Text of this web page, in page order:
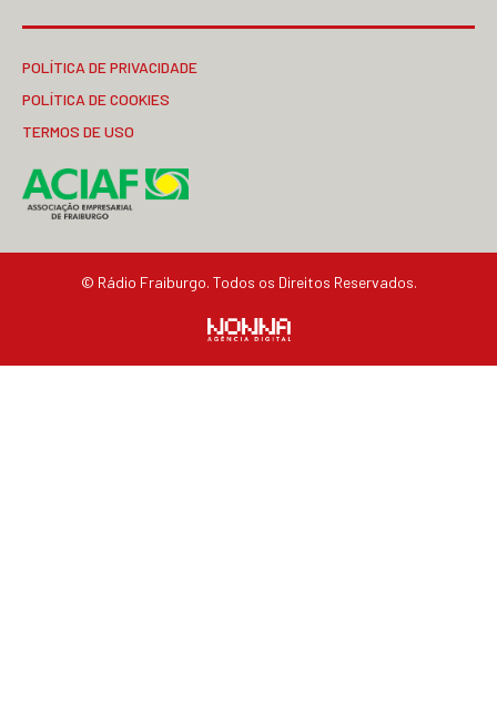
POLÍTICA DE PRIVACIDADE
POLÍTICA DE COOKIES
TERMOS DE USO
© Rádio Fraiburgo. Todos os Direitos Reservados.